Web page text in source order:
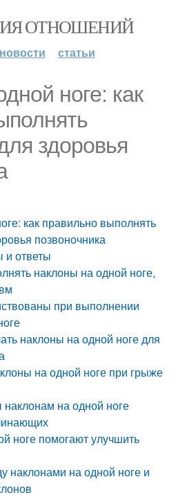
ОТНОШЕНИЙ
новости статьи
ноге: как
здоровья
как правильно выполнять
позвоночника
ответы
наклоны на одной ноге,
при выполнении
наклоны на одной ноге для
на одной ноге при грыже
наклонам на одной ноге
ноге помогают улучшить
наклонами на одной ноге и